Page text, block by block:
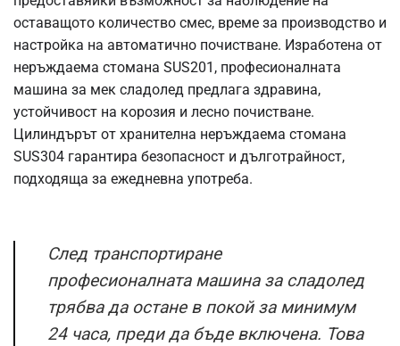
оставащото количество смес, време за производство и
настройка на автоматично почистване. Изработена от
неръждаема стомана SUS201, професионалната
машина за мек сладолед предлага здравина,
устойчивост на корозия и лесно почистване.
Цилиндърът от хранителна неръждаема стомана
SUS304 гарантира безопасност и дълготрайност,
подходяща за ежедневна употреба.
След транспортиране
професионалната машина за сладолед
трябва да остане в покой за минимум
24 часа, преди да бъде включена. Това